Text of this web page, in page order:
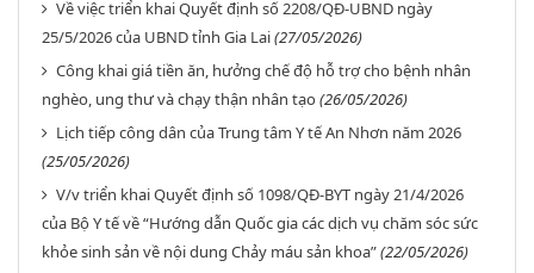
Về việc triển khai Quyết định số 2208/QĐ-UBND ngày
25/5/2026 của UBND tỉnh Gia Lai(27/05/2026)
Công khai giá tiền ăn, hưởng chế độ hỗ trợ cho bệnh nhân
nghèo, ung thư và chạy thận nhân tạo(26/05/2026)
Lịch tiếp công dân của Trung tâm Y tế An Nhơn năm 2026
(25/05/2026)
V/v triển khai Quyết định số 1098/QĐ-BYT ngày 21/4/2026
của Bộ Y tế về “Hướng dẫn Quốc gia các dịch vụ chăm sóc sức
khỏe sinh sản về nội dung Chảy máu sản khoa”(22/05/2026)